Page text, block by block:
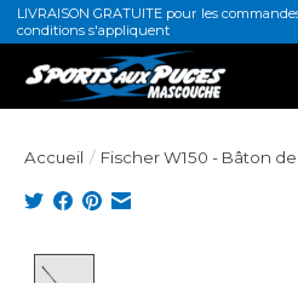
LIVRAISON GRATUITE pour les
conditions s'appliquent
Accueil / Fischer W150 - Bâton